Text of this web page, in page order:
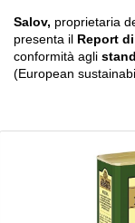
Salov, proprietaria
presenta il Report
conformità agli
(European